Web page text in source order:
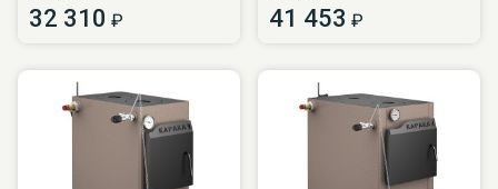
32 310 ₽ 41 453 ₽